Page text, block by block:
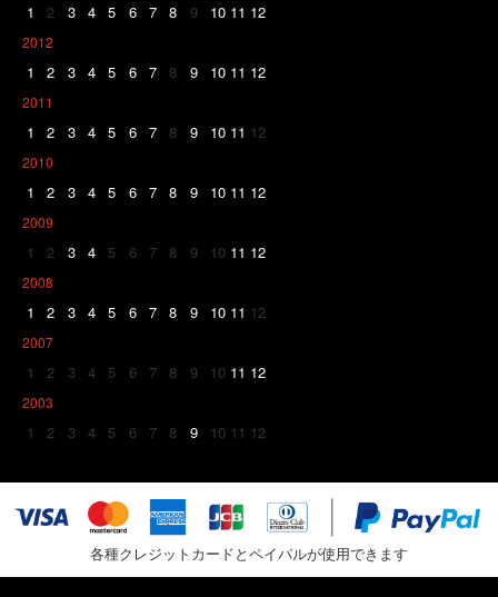
1 2 3 4 5 6 7 8 9 10 11 12
2012
1 2 3 4 5 6 7 8 9 10 11 12
2011
1 2 3 4 5 6 7 8 9 10 11 12
2010
1 2 3 4 5 6 7 8 9 10 11 12
2009
1 2 3 4 5 6 7 8 9 10 11 12
2008
1 2 3 4 5 6 7 8 9 10 11 12
2007
1 2 3 4 5 6 7 8 9 10 11 12
2003
1 2 3 4 5 6 7 8 9 10 11 12
各種クレジットカードとペイパルが使用できます